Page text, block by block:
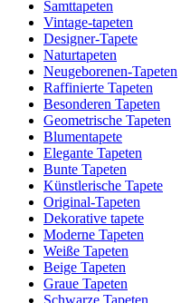
Samttapeten
Vintage-tapeten
Designer-Tapete
Naturtapeten
Neugeborenen-Tapeten
Raffinierte Tapeten
Besonderen Tapeten
Geometrische Tapeten
Blumentapete
Elegante Tapeten
Bunte Tapeten
Künstlerische Tapete
Original-Tapeten
Dekorative tapete
Moderne Tapeten
Weiße Tapeten
Beige Tapeten
Graue Tapeten